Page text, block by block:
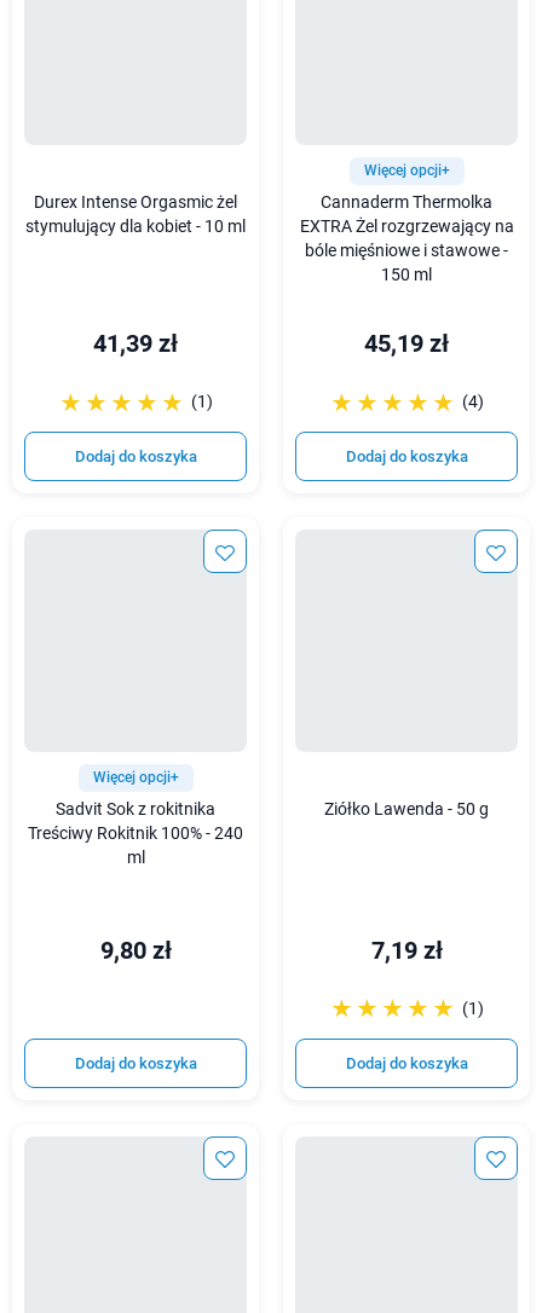
Durex Intense Orgasmic żel
stymulujący dla kobiet - 10 ml
41,39 zł
☆☆☆☆☆
★★★★★ (1)
Dodaj do koszyka
Więcej opcji+
Cannaderm Thermolka
EXTRA Żel rozgrzewający na
bóle mięśniowe i stawowe -
150 ml
45,19 zł
☆☆☆☆☆
★★★★★ (4)
Dodaj do koszyka
Więcej opcji+
Sadvit Sok z rokitnika
Treściwy Rokitnik 100% - 240
ml
9,80 zł
Dodaj do koszyka
Ziółko Lawenda - 50 g
7,19 zł
☆☆☆☆☆
★★★★★ (1)
Dodaj do koszyka